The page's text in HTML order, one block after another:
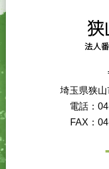
埼玉県狭
電話：
FAX：